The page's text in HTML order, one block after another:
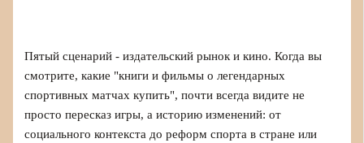
Пятый сценарий - издательский рынок и кино. Когда вы
смотрите, какие "книги и фильмы о легендарных
спортивных матчах купить", почти всегда видите не
просто пересказ игры, а историю изменений: от
социального контекста до реформ спорта в стране или